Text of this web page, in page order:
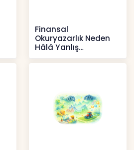
Finansal
Okuryazarlık Neden
Hâlâ Yanlış
Anlaşılıyor?
İçerikler